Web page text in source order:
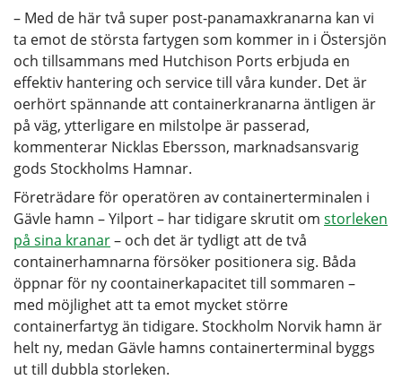
– Med de här två super post-panamaxkranarna kan vi
ta emot de största fartygen som kommer in i Östersjön
och tillsammans med Hutchison Ports erbjuda en
effektiv hantering och service till våra kunder. Det är
oerhört spännande att containerkranarna äntligen är
på väg, ytterligare en milstolpe är passerad,
kommenterar Nicklas Ebersson, marknadsansvarig
gods Stockholms Hamnar.
Företrädare för operatören av containerterminalen i
Gävle hamn – Yilport – har tidigare skrutit om storleken
på sina kranar– och det är tydligt att de två
containerhamnarna försöker positionera sig. Båda
öppnar för ny coontainerkapacitet till sommaren –
med möjlighet att ta emot mycket större
containerfartyg än tidigare. Stockholm Norvik hamn är
helt ny, medan Gävle hamns containerterminal byggs
ut till dubbla storleken.